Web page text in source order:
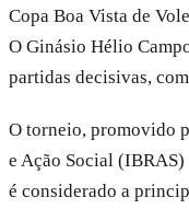
Copa Boa Vista de
O Ginásio Hélio
partidas decisivas,
O torneio, promovido
e Ação Social
é considerado a